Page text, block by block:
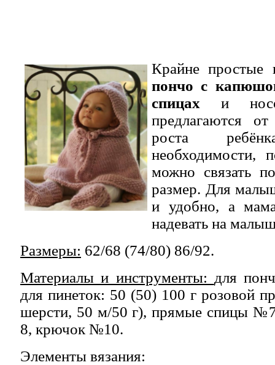
Крайне простые
пончо с
спицах и
предлагаются
роста
необходимости,
можно связать
размер. Для
и удобно, а
надевать на
Размеры: 62/68 (74/80) 86/92.
Материалы и инструменты: для
для пинеток: 50 (50) 100 г розовой
шерсти, 50 м/50 г), прямые спицы
8, крючок №10.
Элементы вязания: